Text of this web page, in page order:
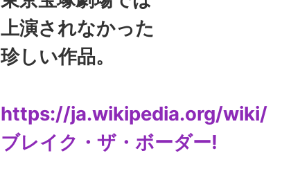
上演されなかった
珍しい作品。
https://ja.wikipedia.org/wiki/
ブレイク・ザ・ボーダー!